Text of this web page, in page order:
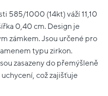
585/1000 (14kt) váží 11,10
0,40 cm. Design je
zámkem. Jsou určené pro
typu zirkon.
zasazeny do přemýšleně
což zajišťuje